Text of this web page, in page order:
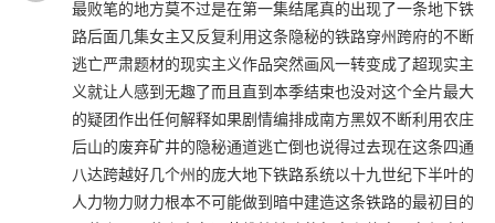
最败笔的地方莫不过是在第一集结尾真的出现了一条地下铁
路后面几集女主又反复利用这条隐秘的铁路穿州跨府的不断
逃亡严肃题材的现实主义作品突然画风一转变成了超现实主
义就让人感到无趣了而且直到本季结束也没对这个全片最大
的疑团作出任何解释如果剧情编排成南方黑奴不断利用农庄
后山的废弃矿井的隐秘通道逃亡倒也说得过去现在这条四通
八达跨越好几个州的庞大地下铁路系统以十九世纪下半叶的
人力物力财力根本不可能做到暗中建造这条铁路的最初目的